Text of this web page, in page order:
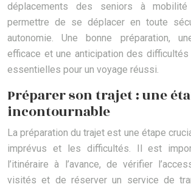
déplacements des seniors à
permettre de se déplacer en toute
autonomie. Une bonne préparation,
efficace et une anticipation des
essentielles pour un voyage réussi.
Préparer son trajet : une
incontournable
La préparation du trajet est une étape
imprévus et les difficultés. Il est
l’itinéraire à l’avance, de vérifier
visités et de réserver un service de